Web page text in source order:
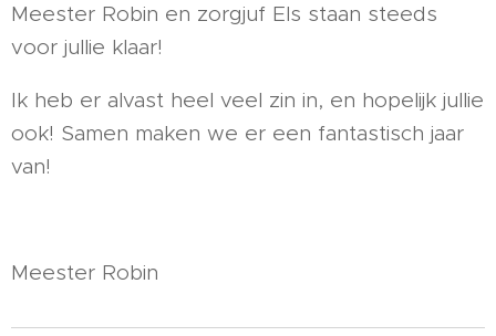
Meester Robin en zorgjuf Els staan steeds
voor jullie klaar!
Ik heb er alvast heel veel zin in, en hopelijk jullie
ook! Samen maken we er een fantastisch jaar
van!
Meester Robin